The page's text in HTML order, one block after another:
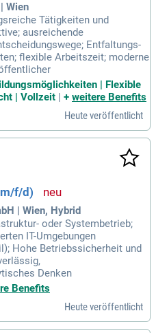
Wien
Tätigkeiten und
ausreichende
Entfaltungs-
flexible Arbeitszeit; moderne
| Flexible
| Vollzeit
+ weitere Benefits
Heute veröffentlicht
f/d)
| Wien, Hybrid
oder Systembetrieb;
IT-Umgebungen
Hohe Betriebssicherheit und
Denken
Benefits
Heute veröffentlicht